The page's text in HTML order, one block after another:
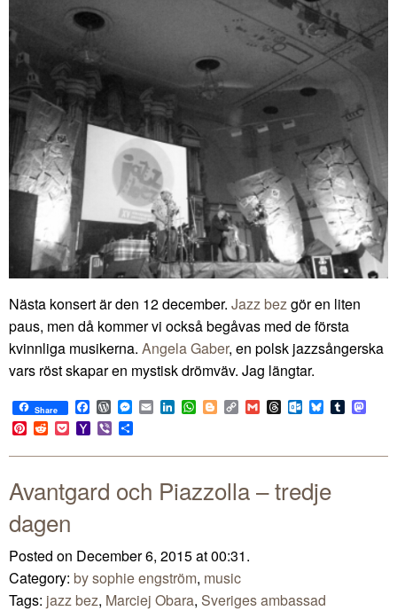
Nästa konsert är den 12 december. Jazz bezgör en liten
paus, men då kommer vi också begåvas med de första
kvinnliga musikerna. Angela Gaber, en polsk jazzsångerska
vars röst skapar en mystisk drömväv. Jag längtar.
Share Facebook
WordPress
Messenger
EmailLinkedIn
WhatsApp
BloggerCopy
Link
GmailThreadsOutlook.com
BlueskyTumblr
Pinterest
RedditPocketYahoo
Mail
Viber
Avantgard och Piazzolla – tredje
dagen
Posted on December 6, 2015 at 00:31.
Category: by sophie engström, music
Tags: jazz bez, Marciej Obara, Sveriges ambassad